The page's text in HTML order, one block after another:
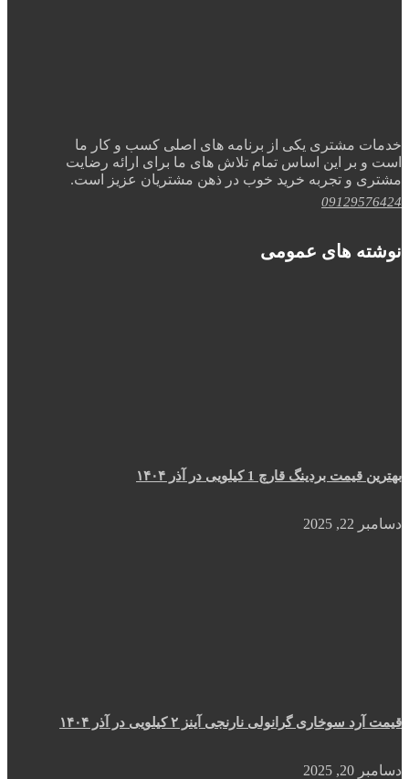
خدمات مشتری یکی از برنامه های اصلی کسب و کار ما
است و بر این اساس تمام تلاش های ما برای ارائه رضایت
مشتری و تجربه خرید خوب در ذهن مشتریان عزیز است.
09129576424
نوشته های عمومی
بهترین قیمت بردینگ قارچ 1 کیلویی در آذر ۱۴۰۴
دسامبر 22, 2025
قیمت آرد سوخاری گرانولی نارنجی آینز ۲ کیلویی در آذر ۱۴۰۴
دسامبر 20, 2025